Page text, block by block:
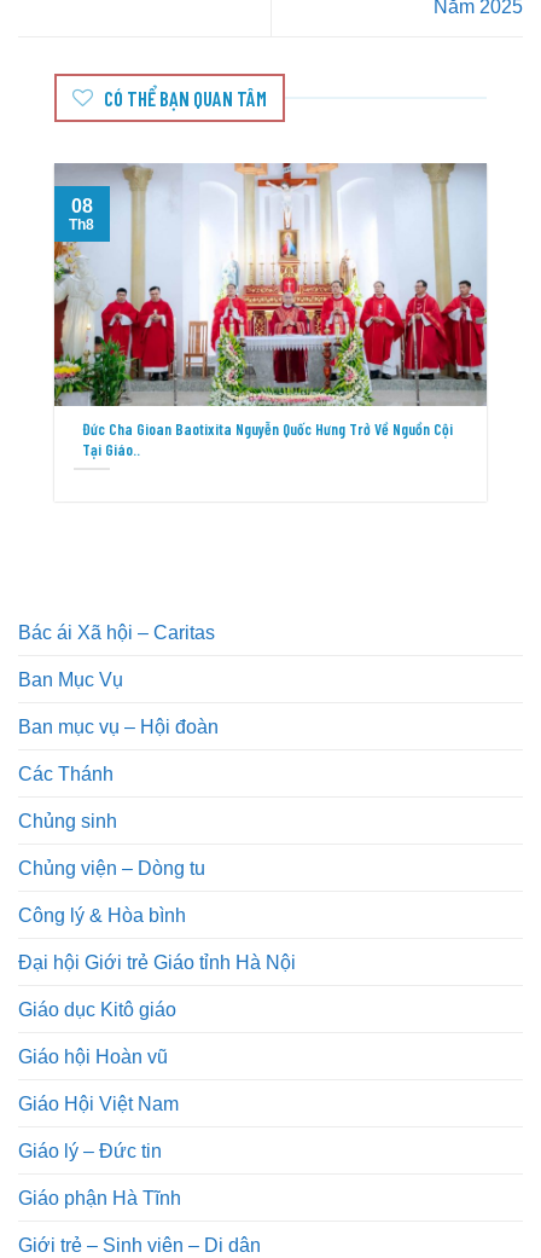
Năm 2025
CÓ THỂ BẠN QUAN TÂM
Đức Cha Gioan Baotixita Nguyễn Quốc Hưng Trở Về Nguồn Cội
Tại Giáo..
08
Th8
Bác ái Xã hội – Caritas
Ban Mục Vụ
Ban mục vụ – Hội đoàn
Các Thánh
Chủng sinh
Chủng viện – Dòng tu
Công lý & Hòa bình
Đại hội Giới trẻ Giáo tỉnh Hà Nội
Giáo dục Kitô giáo
Giáo hội Hoàn vũ
Giáo Hội Việt Nam
Giáo lý – Đức tin
Giáo phận Hà Tĩnh
Giới trẻ – Sinh viên – Di dân